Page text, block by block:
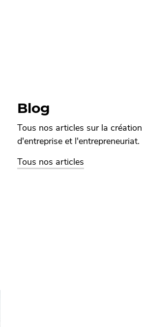
Blog
Tous nos articles sur la création
d'entreprise et l'entrepreneuriat.
Tous nos articles